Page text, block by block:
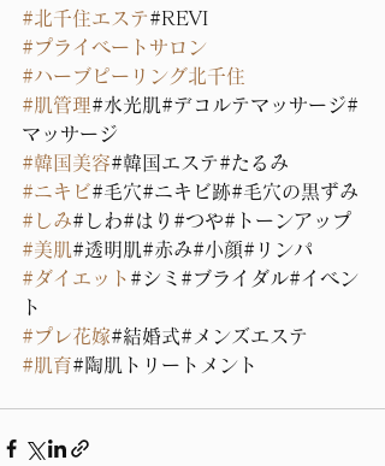
#北千住エステ#REVI
#プライベートサロン
#ハーブピーリング北千住
#肌管理#水光肌#デコルテマッサージ#
マッサージ
#韓国美容#韓国エステ#たるみ
#ニキビ#毛穴#ニキビ跡#毛穴の黒ずみ
#しみ#しわ#はり#つや#トーンアップ
#美肌#透明肌#赤み#小顔#リンパ
#ダイエット #シミ#ブライダル#イベン
ト
#プレ花嫁#結婚式#メンズエステ
#肌育#陶肌トリートメント